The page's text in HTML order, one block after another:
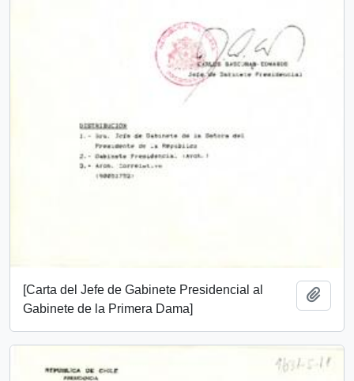
[Carta del Jefe de Gabinete Presidencial al
Gabinete de la Primera Dama]